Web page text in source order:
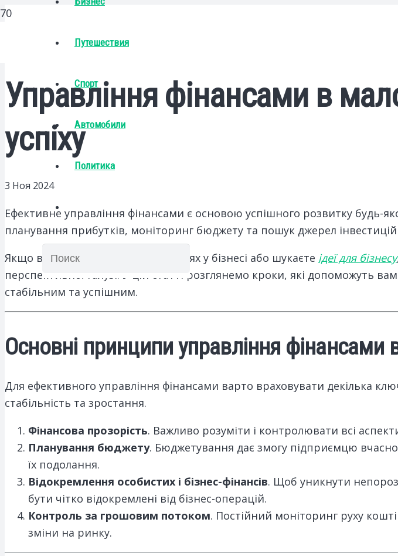
Путешествия
Спорт
Автомобили
Политика
Управління фінансами в
успіху
3 Ноя 2024
Ефективне управління фінансами є основою успішного розвитку будь-
планування прибутків, моніторинг бюджету та пошук джерел
Якщо ви тільки починаєте свій шлях у бізнесі або шукаєте ідеї для бізнесу
перспективної галузі. У цій статті розглянемо кроки, які допоможуть
стабільним та успішним.
Основні принципи управління фінансами
Для ефективного управління фінансами варто враховувати декілька
стабільність та зростання.
Фінансова прозорість. Важливо розуміти і контролювати всі
Планування бюджету. Бюджетування дає змогу підприємцю
їх подолання.
Відокремлення особистих і бізнес-фінансів. Щоб уникнути
бути чітко відокремлені від бізнес-операцій.
Контроль за грошовим потоком. Постійний моніторинг руху
зміни на ринку.